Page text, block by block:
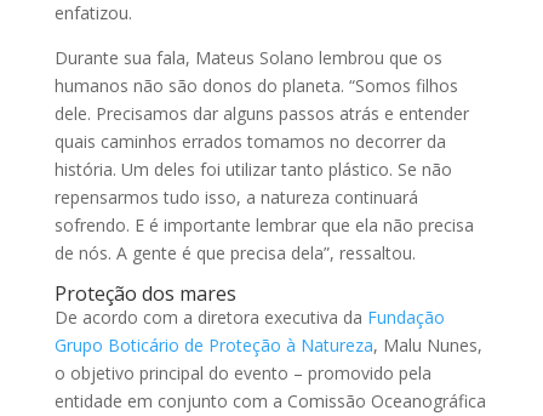
enfatizou.
Durante sua fala, Mateus Solano lembrou que os
humanos não são donos do planeta. “Somos filhos
dele. Precisamos dar alguns passos atrás e entender
quais caminhos errados tomamos no decorrer da
história. Um deles foi utilizar tanto plástico. Se não
repensarmos tudo isso, a natureza continuará
sofrendo. E é importante lembrar que ela não precisa
de nós. A gente é que precisa dela”, ressaltou.
Proteção dos mares
De acordo com a diretora executiva da Fundação
Grupo Boticário de Proteção à Natureza, Malu Nunes,
o objetivo principal do evento – promovido pela
entidade em conjunto com a Comissão Oceanográfica